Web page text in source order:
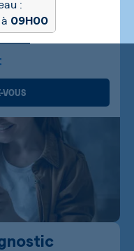
:
à 09H00
VOUS